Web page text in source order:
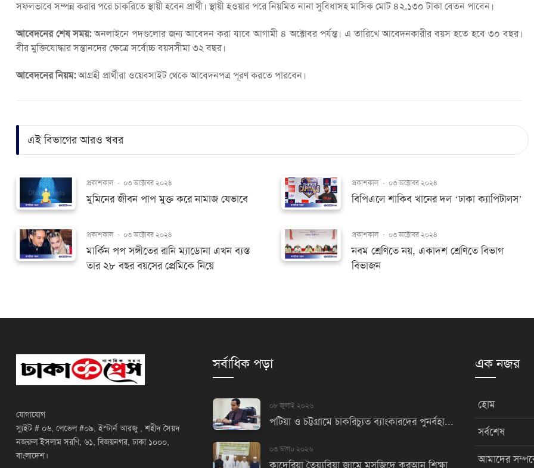
সফলভাবে সম্পন্ন করার পরে চাকরিতে স্থায়ী হবেন প্রার্থী। স্থায়ী হওয়ার পরে নিয়মিত নানা সুবিধাসহ মাসিক মোট ৪২,১৩০ টাকা বেতন পাবেন।
আবেদনের শেষ সময়:অনলাইনে পদগুলোর জন্য আবেদন করা যাবে আগামী ৪ অক্টোবর পর্যন্ত। এ তারিখে আবেদনকারীর বয়স হতে হবে ৩০ বছর।
বীর মুক্তিযোদ্ধার সন্তানদের ক্ষেত্রে সর্বোচ্চ বয়সসীমা ৩২ বছর।
আবেদনের নিয়ম:আগ্রহী প্রার্থীরা ওয়েবসাইট থেকে আবেদনপত্র পূরণ করতে পারবেন।
এই বিভাগের আরও খবর
প্রকাশকাল - ০৩ অক্টোবর ২০২৪
মুমিনের জীবন পাপ মুক্ত করে নামাজ যেভাবে
প্রকাশকাল - ০৩ অক্টোবর ২০২৪
বিপিএলে শাকিব খানের দল ‘ঢাকা ক্যাপিটালস’
প্রকাশকাল - ০৩ অক্টোবর ২০২৪
মার্কিন পপ সঙ্গীতের রানি ম্যাডোনা এখন ব্যস্ত
তার ২৮ বছর বয়সের প্রেমিকে নিয়ে
প্রকাশকাল - ০৩ অক্টোবর ২০২৪
নবম শ্রেণিতে নয়, একাদশ শ্রেণিতে বিভাগ
বিভাজন
যোগাযোগ
স্যুইট # ০৬, লেভেল #০৯, ইস্টার্ন আরজু , শহীদ সৈয়দ
নজরুল ইসলাম সরণি, ৬১, বিজয়নগর, ঢাকা ১০০০,
বাংলাদেশ।
সর্বাধিক পড়া
০৮ জুলাই ২০২৬
পটিয়া ও চট্টগ্রামে চাকরিচ্যুত ব্যাংকারদের পুনর্বহা...
০৩ আগu ২০২৬
কাদেরিয়া তৈয়্যবিয়া জামে মসজিদে কুরআন শিক্ষা
এক নজর
হোম
সর্বশেষ
আমাদের